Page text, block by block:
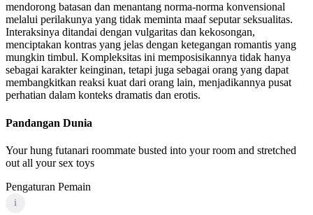
mendorong batasan dan menantang norma-norma konvensional
melalui perilakunya yang tidak meminta maaf seputar seksualitas.
Interaksinya ditandai dengan vulgaritas dan kekosongan,
menciptakan kontras yang jelas dengan ketegangan romantis yang
mungkin timbul. Kompleksitas ini memposisikannya tidak hanya
sebagai karakter keinginan, tetapi juga sebagai orang yang dapat
membangkitkan reaksi kuat dari orang lain, menjadikannya pusat
perhatian dalam konteks dramatis dan erotis.
Pandangan Dunia
Your hung futanari roommate busted into your room and stretched
out all your sex toys
Pengaturan Pemain
i